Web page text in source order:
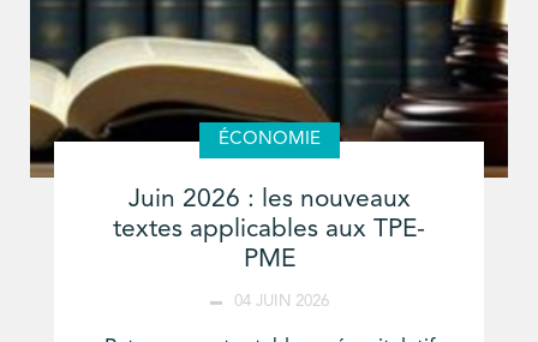
ÉCONOMIE
Juin 2026 : les nouveaux
textes applicables aux TPE-
PME
04 JUIN 2026